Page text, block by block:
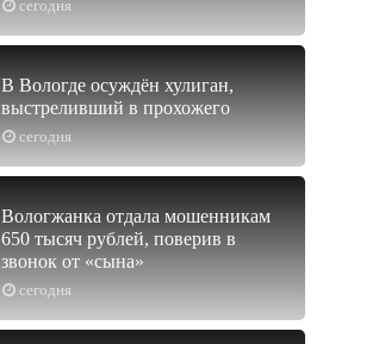
сегодня
сегодня
В Вологде осуждён хулиган,
выстреливший в прохожего
сегодня
Вологжанка отдала мошенникам
650 тысяч рублей, поверив в
звонок от «сына»